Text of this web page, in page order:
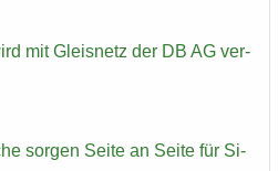
mit Gleis­netz der DB AG ver­
sor­gen Seite an Seite für Si­